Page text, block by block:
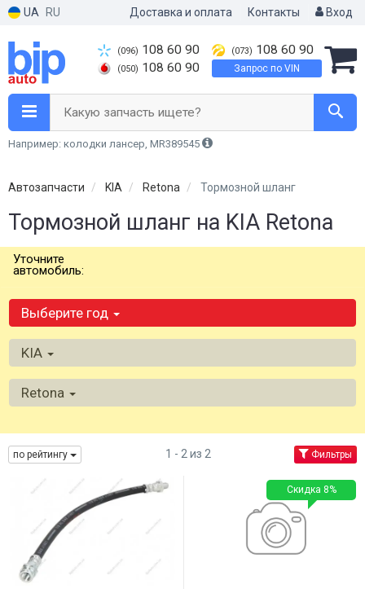
UA RU Доставка и оплата Контакты Вход
(096) 108 60 90
(050) 108 60 90
(073) 108 60 90
Запрос по VIN
Какую запчасть ищете?
Например: колодки лансер, MR389545
Автозапчасти KIA Retona Тормозной шланг
Тормозной шланг на KIA Retona
Уточните
автомобиль:
Выберите год
KIA
Retona
по рейтингу 1 - 2 из 2 Фильтры
Скидка 8%